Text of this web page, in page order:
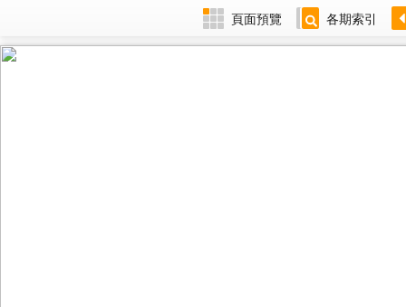
頁面預覽 各期索引